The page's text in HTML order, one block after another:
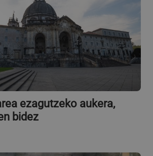
ezagutzeko aukera,
bidez